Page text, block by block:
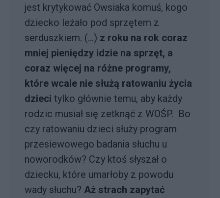
jest krytykować Owsiaka komuś, kogo
dziecko leżało pod sprzętem z
serduszkiem. (...) z roku na rok coraz
mniej pieniędzy idzie na sprzęt, a
coraz więcej na różne programy,
które wcale nie służą ratowaniu życia
dzieci tylko głównie temu, aby każdy
rodzic musiał się zetknąć z WOŚP. Bo
czy ratowaniu dzieci służy program
przesiewowego badania słuchu u
noworodków? Czy ktoś słyszał o
dziecku, które umarłoby z powodu
wady słuchu? Aż strach zapytać